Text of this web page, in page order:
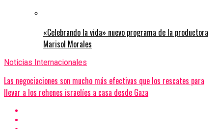
«Celebrando la vida» nuevo programa de la productora
Marisol Morales
Noticias Internacionales
Las negociaciones son mucho más efectivas que los rescates para
llevar a los rehenes israelíes a casa desde Gaza